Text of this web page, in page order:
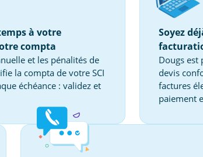
à votre
compta
et les pénalités de
la compta de votre SCI
échéance : validez et
Soyez
Dougs est
devis
factures
paiement